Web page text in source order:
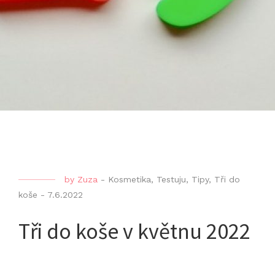
by Zuza - Kosmetika, Testuju, Tipy, Tři do
koše - 7.6.2022
Tři do koše v květnu 2022